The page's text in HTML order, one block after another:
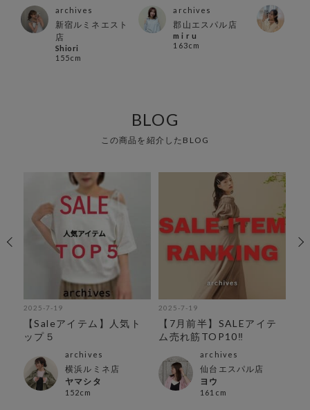
archives
新宿ルミネエスト
店
Shiori
155cm
archives
郡山エスパル店
m i r u
163cm
BLOG
この商品を紹介したBLOG
2025-7-19
【Saleアイテム】人気ト
ップ５
archives
横浜ルミネ店
ヤマシタ
152cm
2025-7-19
【7月前半】SALEアイテ
ム売れ筋TOP10‼︎
archives
仙台エスパル店
ヨウ
161cm